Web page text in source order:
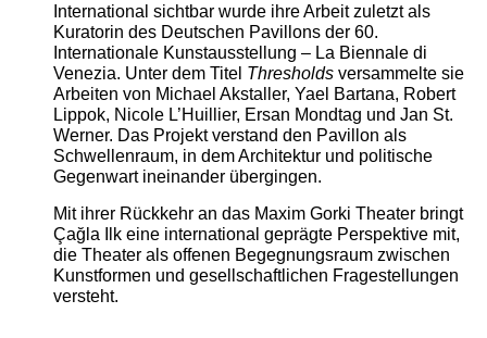
International sichtbar wurde ihre Arbeit zuletzt als
Kuratorin des Deutschen Pavillons der 60.
Internationale Kunstausstellung – La Biennale di
Venezia. Unter dem Titel Thresholdsversammelte sie
Arbeiten von Michael Akstaller, Yael Bartana, Robert
Lippok, Nicole L’Huillier, Ersan Mondtag und Jan St.
Werner. Das Projekt verstand den Pavillon als
Schwellenraum, in dem Architektur und politische
Gegenwart ineinander übergingen.
Mit ihrer Rückkehr an das Maxim Gorki Theater bringt
Çağla Ilk eine international geprägte Perspektive mit,
die Theater als offenen Begegnungsraum zwischen
Kunstformen und gesellschaftlichen Fragestellungen
versteht.